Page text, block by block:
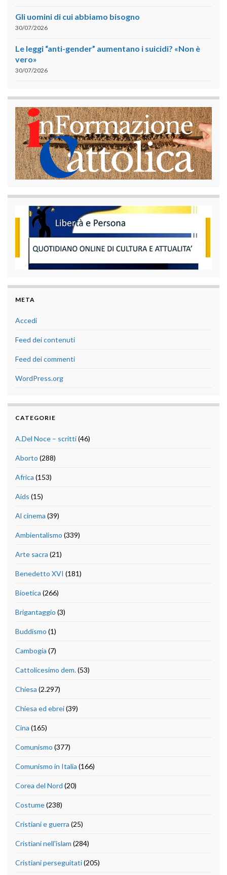
Gli uomini di cui abbiamo bisogno
30/07/2026
Le leggi “anti-gender” aumentano i suicidi? «Non è
vero»
30/07/2026
META
Accedi
Feed dei contenuti
Feed dei commenti
WordPress.org
CATEGORIE
A.Del Noce – scritti(46)
Aborto (288)
Africa (153)
Aids (15)
Al cinema (39)
Ambientalismo (339)
Arte sacra (21)
Benedetto XVI (181)
Bioetica (266)
Brigantaggio (3)
Buddismo (1)
Cambogia (7)
Cattolicesimo dem.(53)
Chiesa (2.297)
Chiesa ed ebrei(39)
Cina (165)
Comunismo (377)
Comunismo in Italia (166)
Corea del Nord (20)
Costume(238)
Cristiani e guerra (25)
Cristiani nell'islam (284)
Cristiani perseguitati(205)